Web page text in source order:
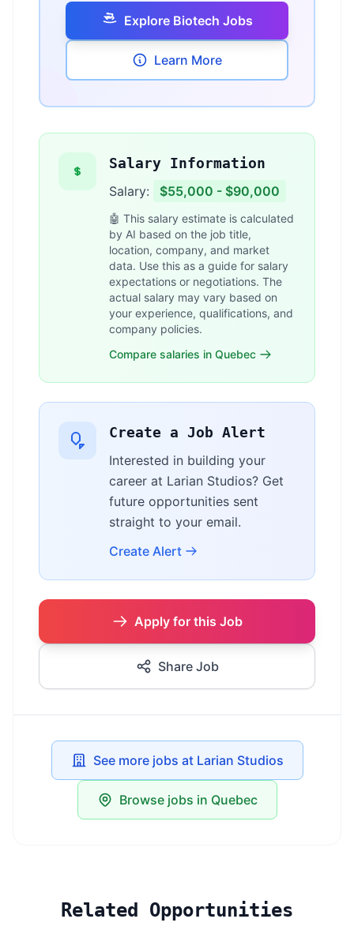
Explore Biotech Jobs
Learn More
Salary Information
Salary: $55,000 - $90,000
🤖 This salary estimate is calculated
by AI based on the job title,
location, company, and market
data. Use this as a guide for salary
expectations or negotiations. The
actual salary may vary based on
your experience, qualifications, and
company policies.
Compare salaries in Quebec
Create a Job Alert
Interested in building your
career at Larian Studios? Get
future opportunities sent
straight to your email.
Create Alert
Apply for this Job
Share Job
See more jobs at Larian Studios
Browse jobs in Quebec
Related Opportunities